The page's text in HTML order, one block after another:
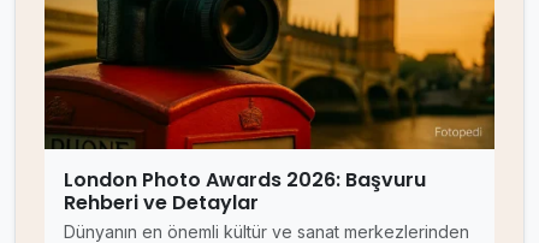
London Photo Awards 2026: Başvuru
Rehberi ve Detaylar
Dünyanın en önemli kültür ve sanat merkezlerinden